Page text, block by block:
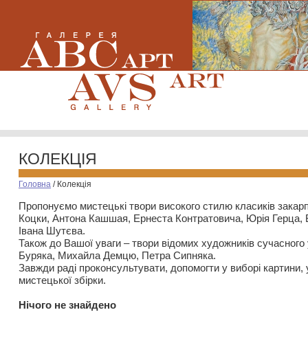
КОЛЕКЦІЯ
Головна / Колекція
Пропонуємо мистецькі твори високого стилю класиків
Коцки, Антона Кашшая, Ернеста Контратовича, Юрія
Івана Шутєва.
Також до Вашої уваги – твори відомих художників
Буряка, Михайла Демцю, Петра Сипняка.
Завжди раді проконсультувати, допомогти у виборі картини,
мистецької збірки.
Нiчого не знайдено